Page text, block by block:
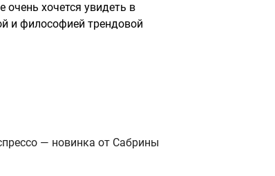
хочется увидеть в
и философией трендовой
— новинка от Сабрины